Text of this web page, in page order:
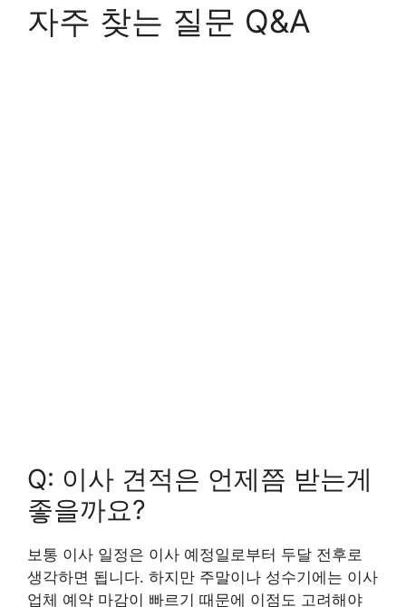
자주 찾는 질문 Q&A
Q: 이사 견적은 언제쯤 받는게
좋을까요?
보통 이사 일정은 이사 예정일로부터 두달 전후로
생각하면 됩니다. 하지만 주말이나 성수기에는 이사
업체 예약 마감이 빠르기 때문에 이점도 고려해야